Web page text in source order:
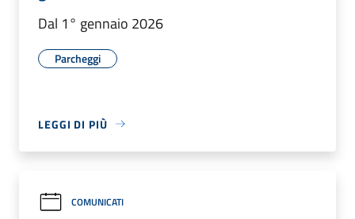
Dal 1° gennaio 2026
Parcheggi
LEGGI DI PIÙ
COMUNICATI